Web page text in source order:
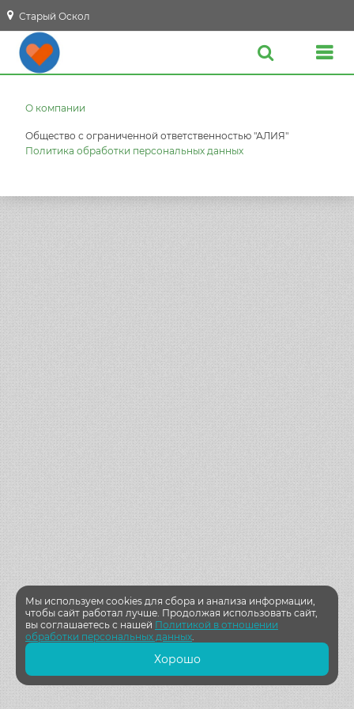
Старый Оскол
О компании
Общество с ограниченной ответственностью "АЛИЯ"
Политика обработки персональных данных
Мы используем cookies для сбора и анализа информации,
чтобы сайт работал лучше. Продолжая использовать сайт,
вы соглашаетесь с нашей Политикой в отношении
обработки персональных данных.
Хорошо